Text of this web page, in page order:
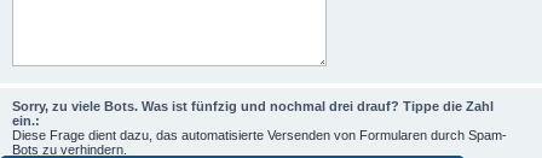
Sorry, zu viele Bots. Was ist fünfzig und nochmal drei drauf? Tippe die Zahl
ein.:
Diese Frage dient dazu, das automatisierte Versenden von Formularen durch Spam-
Bots zu verhindern.